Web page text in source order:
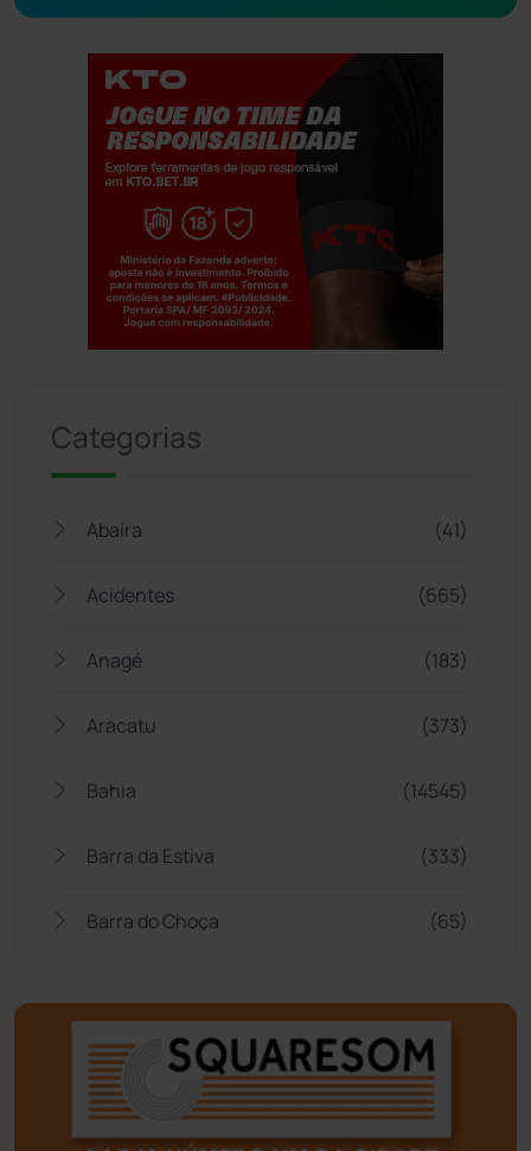
Categorias
Abaíra (41)
Acidentes (665)
Anagé (183)
Aracatu (373)
Bahia (14545)
Barra da Estiva (333)
Barra do Choça (65)
Bom Jesus da Lapa (507)
Boquira (152)